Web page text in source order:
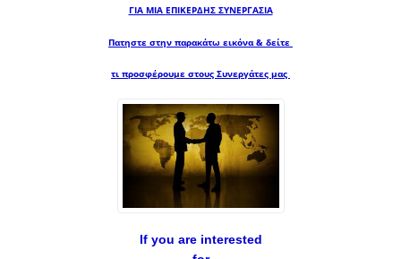
ΓΙΑ ΜΙΑ ΕΠΙΚΕΡΔΗΣ ΣΥΝΕΡΓΑΣΙΑ
Πατηστε στην παρακάτω εικόνα & δείτε
τι προσφέρουμε στους Συνεργάτες μας
If you are interested